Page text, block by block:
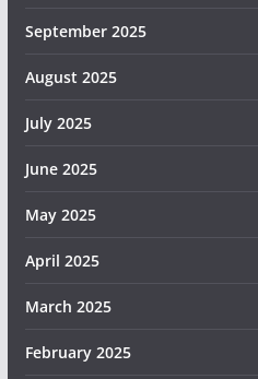
September 2025
August 2025
July 2025
June 2025
May 2025
April 2025
March 2025
February 2025